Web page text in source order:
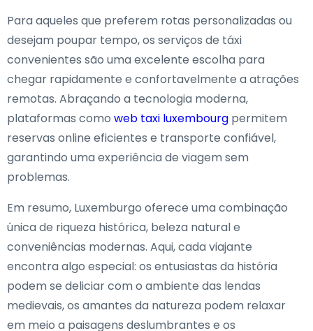
Para aqueles que preferem rotas personalizadas ou
desejam poupar tempo, os serviços de táxi
convenientes são uma excelente escolha para
chegar rapidamente e confortavelmente a atrações
remotas. Abraçando a tecnologia moderna,
plataformas como web taxi luxembourg permitem
reservas online eficientes e transporte confiável,
garantindo uma experiência de viagem sem
problemas.
Em resumo, Luxemburgo oferece uma combinação
única de riqueza histórica, beleza natural e
conveniências modernas. Aqui, cada viajante
encontra algo especial: os entusiastas da história
podem se deliciar com o ambiente das lendas
medievais, os amantes da natureza podem relaxar
em meio a paisagens deslumbrantes e os